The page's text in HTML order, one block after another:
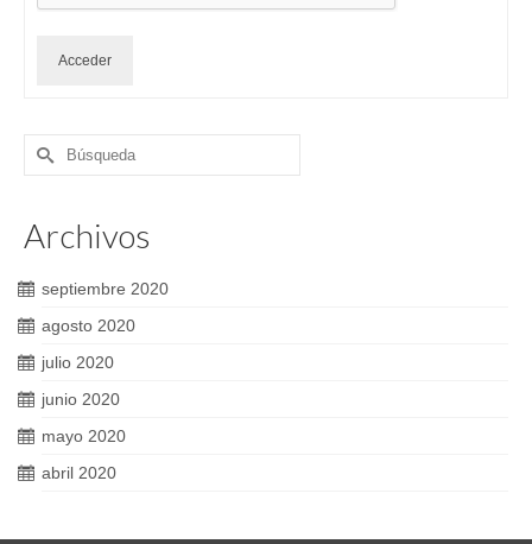
Acceder
Buscar
por:
Archivos
septiembre 2020
agosto 2020
julio 2020
junio 2020
mayo 2020
abril 2020